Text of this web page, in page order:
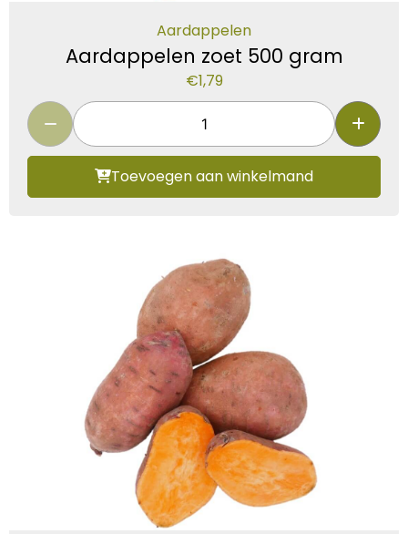
Aardappelen
Aardappelen zoet 500 gram
€1,79
Toevoegen aan winkelmand